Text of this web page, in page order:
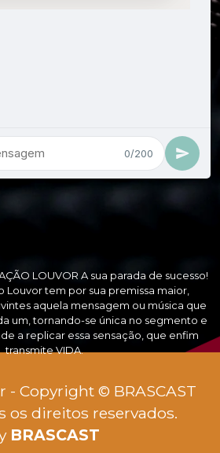
LOUVOR A sua parada de sucesso!
Louvor tem por sua premissa maior,
aquela mensagem ou música que
um, tornando-se única no segmento e
a replicar essa sensação, que enfim
transmite VIDA.
- Copyright © BRASCAST
os direitos reservados.
BRASCAST